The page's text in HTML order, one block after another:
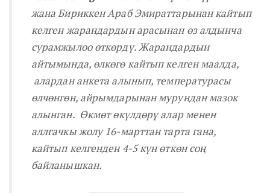
жана Бириккен Араб Эмираттарынан кайтып
келген жарандардын арасынан өз алдынча
сурамжылоо өткөрдү. Жарандардын
айтымында, өлкөгө кайтып келген маалда,
алардан анкета алынып, температурасы
өлчөнгөн, айрымдарынан мурундан мазок
алынган. Өкмөт өкүлдөрү алар менен
аллгачкы жолу 16-марттан тарта гана,
кайтып келгенден 4-5 күн өткөн соң
байланышкан.